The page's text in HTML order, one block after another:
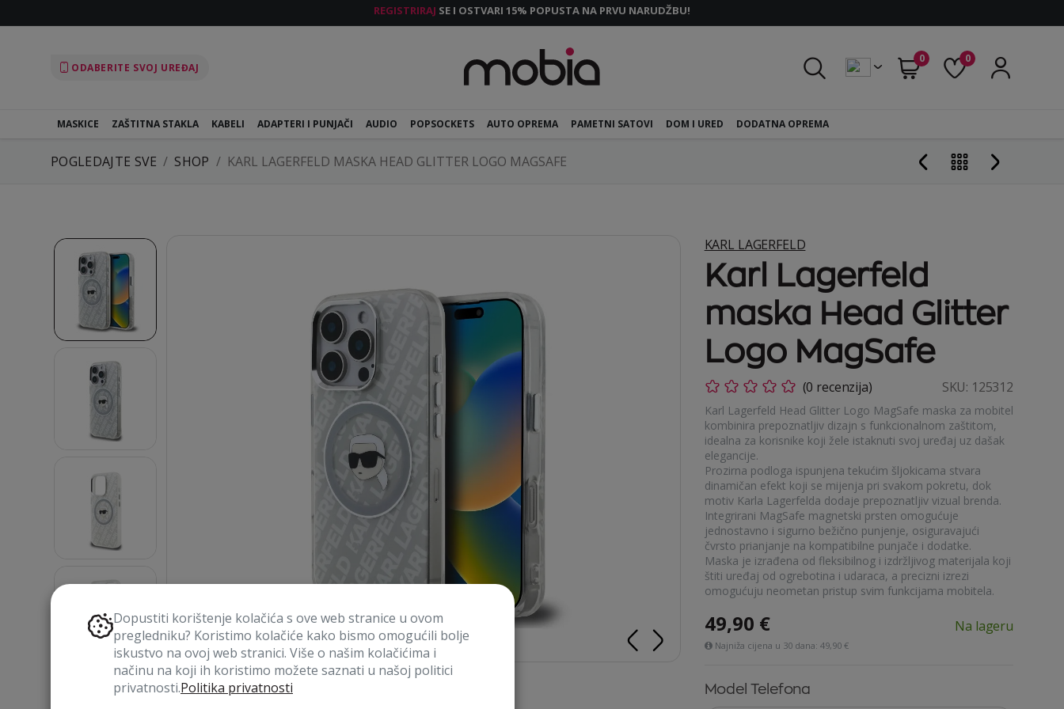
REGISTRIRAJ SE I OSTVARI 15% POPUSTA NA PRVU NARUDŽBU!
ODABERITE SVOJ UREĐAJ
0 0
MASKICE ZAŠTITNA STAKLA KABELI ADAPTERI I PUNJAČI AUDIO POPSOCKETS AUTO OPREMA PAMETNI SATOVI DOM I URED DODATNA OPREMA
POGLEDAJTE SVE SHOP KARL LAGERFELD MASKA HEAD GLITTER LOGO MAGSAFE
KARL LAGERFELD
Karl Lagerfeld
maska Head Glitter
Logo MagSafe
(0 recenzija) SKU: 125312
Karl Lagerfeld Head Glitter Logo MagSafe maska za mobitel
kombinira prepoznatljiv dizajn s funkcionalnom zaštitom,
idealna za korisnike koji žele istaknuti svoj uređaj uz dašak
elegancije.
Prozirna podloga ispunjena tekućim šljokicama stvara
dinamičan efekt koji se mijenja pri svakom pokretu, dok
motiv Karla Lagerfelda dodaje prepoznatljiv vizual brenda.
Integrirani MagSafe magnetski prsten omogućuje
jednostavno i sigurno bežično punjenje, osiguravajući
čvrsto prianjanje na kompatibilne punjače i dodatke.
Maska je izrađena od fleksibilnog i izdržljivog materijala koji
štiti uređaj od ogrebotina i udaraca, a precizni izrezi
omogućuju neometan pristup svim funkcijama mobitela.
49,90 €
Najniža cijena u 30 dana: 49,90 €
Na lageru
Model Telefona
Dopustiti korištenje kolačića s ove web stranice u ovom
pregledniku? Koristimo kolačiće kako bismo omogućili bolje
iskustvo na ovoj web stranici. Više o našim kolačićima i
načinu na koji ih koristimo možete saznati u našoj politici
privatnosti.Politika privatnosti